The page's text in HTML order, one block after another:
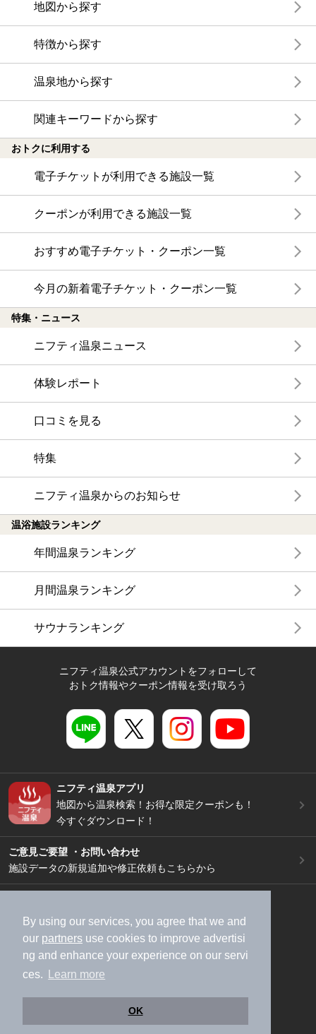
By using our services, you agree that we and
our partners use cookies to improve advertisi
ng and enhance your experience on our servi
ces.
Learn more
OK
地図から探す
特徴から探す
温泉地から探す
関連キーワードから探す
おトクに利用する
電子チケットが利用できる施設一覧
クーポンが利用できる施設一覧
おすすめ電子チケット・クーポン一覧
今月の新着電子チケット・クーポン一覧
特集・ニュース
ニフティ温泉ニュース
体験レポート
口コミを見る
特集
ニフティ温泉からのお知らせ
温浴施設ランキング
年間温泉ランキング
月間温泉ランキング
サウナランキング
ニフティ温泉公式アカウントをフォローして
おトク情報やクーポン情報を受け取ろう
ニフティ温泉アプリ
地図から温泉検索！お得な限定クーポンも！
今すぐダウンロード！
ご意見ご要望 ・お問い合わせ
施設データの新規追加や修正依頼もこちらから
加盟店募集（資料請求）
広告出稿のご案内
利用規約
ライフスタイルMEMBERS+規約
特定商取引法に基づく表記
ヘルプ
採用情報
運営会社